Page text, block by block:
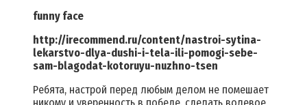
funny face
http://irecommend.ru/content/nastroi-sytina-
lekarstvo-dlya-dushi-i-tela-ili-pomogi-sebe-
sam-blagodat-kotoruyu-nuzhno-tsen
Ребята, настрой перед любым делом не помешает